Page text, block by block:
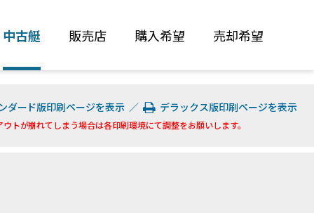
中古艇 販売店 購入希望 売却希望
ダード版印刷ページを表示 ／ デラックス版印刷ページを表示
ウトが崩れてしまう場合は各印刷環境にて調整をお願いします。